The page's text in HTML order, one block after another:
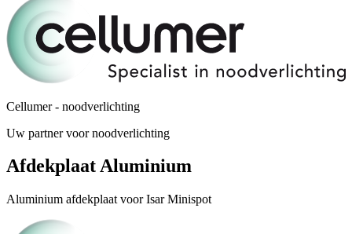
Cellumer - noodverlichting
Uw partner voor noodverlichting
Afdekplaat Aluminium
Aluminium afdekplaat voor Isar Minispot